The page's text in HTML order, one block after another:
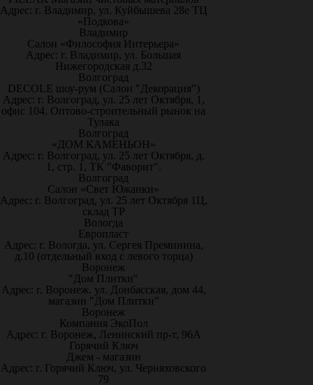
Адрес: г. Владимир, ул. Куйбышева 28е ТЦ
«Подкова»
Владимир
Салон «Философия Интерьера»
Адрес: г. Владимир, ул. Большая
Нижегородская д.32
Волгоград
DECOLE шоу-рум (Салон "Декорация")
Адрес: г. Волгоград, ул. 25 лет Октября, 1,
офис 104. Оптово-строительный рынок на
Тулака
Волгоград
«ДОМ КАМЕНЬОН»
Адрес: г. Волгоград, ул. 25 лет Октября, д.
1, стр. 1, ТК "Фаворит".
Волгоград
Салон «Свет Южанки»
Адрес: г. Волгоград, ул. 25 лет Октября 1Ц,
склад ТР
Вологда
Европласт
Адрес: г. Вологда, ул. Сергея Преминина,
д.10 (отдельный вход с левого торца)
Воронеж
"Дом Плитки"
Адрес: г. Воронеж. ул. Донбасская, дом 44,
магазин "Дом Плитки"
Воронеж
Компания ЭкоПол
Адрес: г. Воронеж, Ленинский пр-т, 96А
Горячий Ключ
Джем - магазин
Адрес: г. Горячий Ключ, ул. Черняховского
79